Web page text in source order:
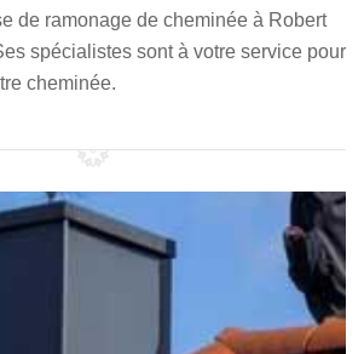
de ramonage de cheminée à Robert
spécialistes sont à votre service pour
cheminée.